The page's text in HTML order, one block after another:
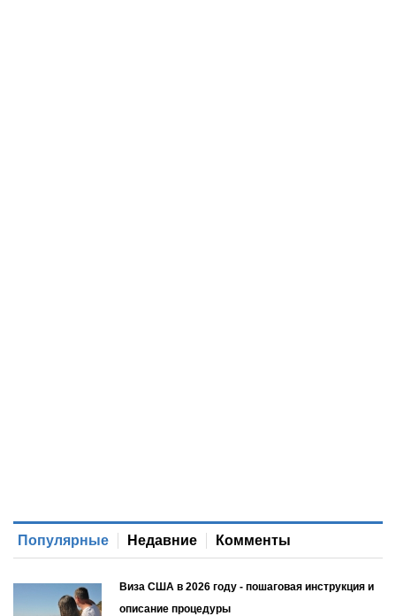
Популярные Недавние Комменты
Виза США в 2026 году - пошаговая инструкция и
описание процедуры